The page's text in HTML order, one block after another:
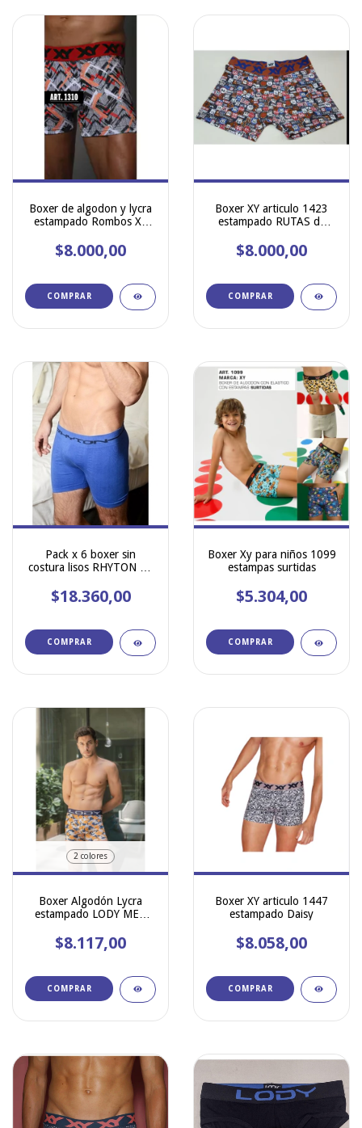
Boxer de algodon y lycra
estampado Rombos XY
$8.000,00
COMPRAR
Boxer XY articulo 1423
estampado RUTAS de
pinza central
$8.000,00
COMPRAR
Pack x 6 boxer sin
costura lisos RHYTON art
$18.360,00
COMPRAR
Boxer Xy para niños 1099
estampas surtidas
$5.304,00
COMPRAR
2 colores
Boxer Algodón Lycra
estampado LODY MEN
$8.117,00
COMPRAR
Boxer XY articulo 1447
estampado Daisy
$8.058,00
COMPRAR